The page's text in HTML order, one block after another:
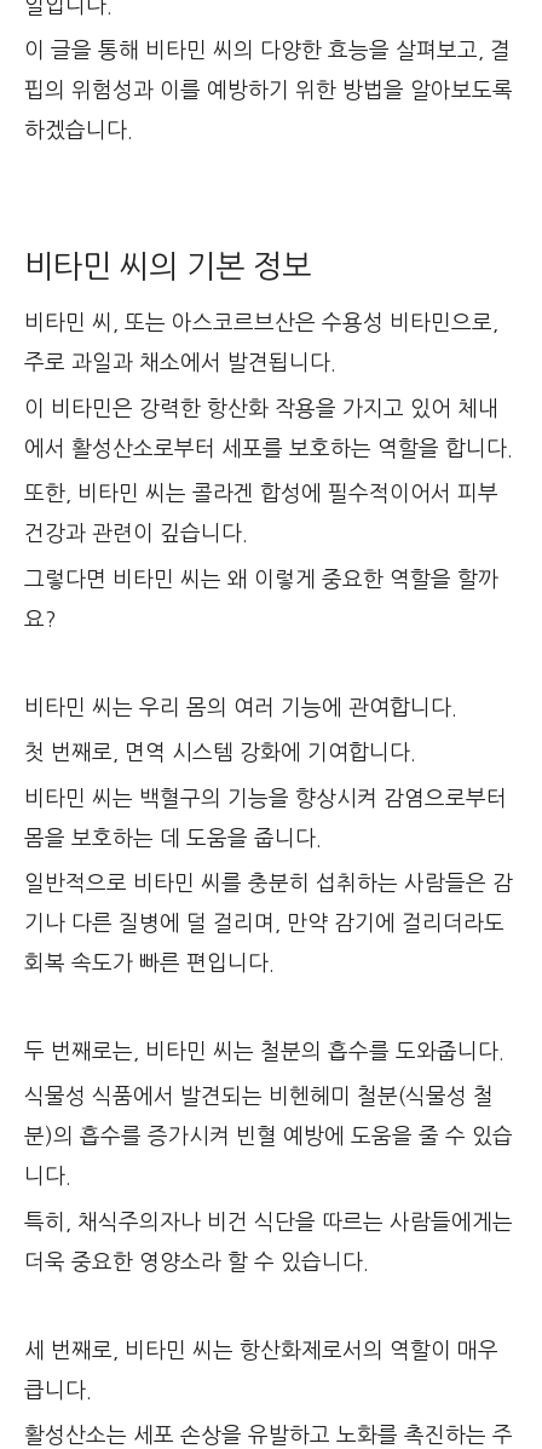
일입니다.
이 글을 통해 비타민 씨의 다양한 효능을 살펴보고, 결
핍의 위험성과 이를 예방하기 위한 방법을 알아보도록
하겠습니다.
비타민 씨의 기본 정보
비타민 씨, 또는 아스코르브산은 수용성 비타민으로,
주로 과일과 채소에서 발견됩니다.
이 비타민은 강력한 항산화 작용을 가지고 있어 체내
에서 활성산소로부터 세포를 보호하는 역할을 합니다.
또한, 비타민 씨는 콜라겐 합성에 필수적이어서 피부
건강과 관련이 깊습니다.
그렇다면 비타민 씨는 왜 이렇게 중요한 역할을 할까
요?
비타민 씨는 우리 몸의 여러 기능에 관여합니다.
첫 번째로, 면역 시스템 강화에 기여합니다.
비타민 씨는 백혈구의 기능을 향상시켜 감염으로부터
몸을 보호하는 데 도움을 줍니다.
일반적으로 비타민 씨를 충분히 섭취하는 사람들은 감
기나 다른 질병에 덜 걸리며, 만약 감기에 걸리더라도
회복 속도가 빠른 편입니다.
두 번째로는, 비타민 씨는 철분의 흡수를 도와줍니다.
식물성 식품에서 발견되는 비헨헤미 철분(식물성 철
분)의 흡수를 증가시켜 빈혈 예방에 도움을 줄 수 있습
니다.
특히, 채식주의자나 비건 식단을 따르는 사람들에게는
더욱 중요한 영양소라 할 수 있습니다.
세 번째로, 비타민 씨는 항산화제로서의 역할이 매우
큽니다.
활성산소는 세포 손상을 유발하고 노화를 촉진하는 주